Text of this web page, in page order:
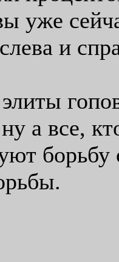
уже
и
а все,